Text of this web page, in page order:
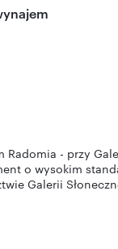
- przy
o wysokim
Galerii